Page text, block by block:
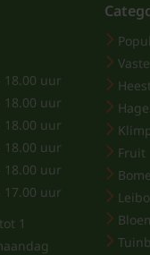
18.00 uur
18.00 uur
18.00 uur
18.00 uur
18.00 uur
17.00 uur
1
Fruit